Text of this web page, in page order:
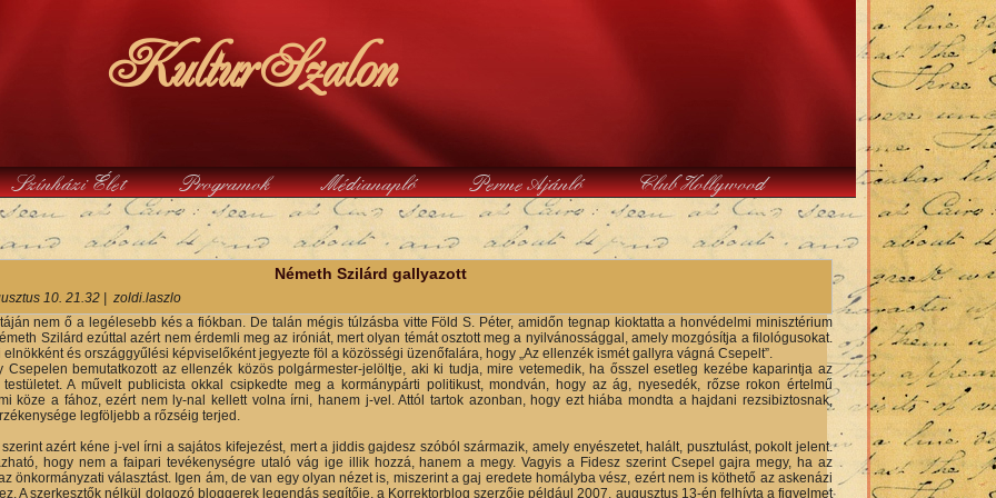
KulturSzalon
Színházi Élet Programok Médianapló Perme Ajánló Club Hollywood
Németh Szilárd gallyazott
10. 21.32
zoldi.laszlo
nem ő a legélesebb kés a fiókban. De talán mégis túlzásba vitte Föld S. Péter, amidőn tegnap kioktatta a honvédelmi minisztérium
Szilárd ezúttal azért nem érdemli meg az iróniát, mert olyan témát osztott meg a nyilvánossággal, amely mozgósítja a filológusokat.
és országgyűlési képviselőként jegyezte föl a közösségi üzenőfalára, hogy „Az ellenzék ismét gallyra vágná Csepelt”.
Csepelen bemutatkozott az ellenzék közös polgármester-jelöltje, aki ki tudja, mire vetemedik, ha ősszel esetleg kezébe kaparintja az
testületet. A művelt publicista okkal csipkedte meg a kormánypárti politikust, mondván, hogy az ág, nyesedék, rőzse rokon értelmű
köze a fához, ezért nem ly-nal kellett volna írni, hanem j-vel. Attól tartok azonban, hogy ezt hiába mondta a hajdani rezsibiztosnak,
legföljebb a rőzséig terjed.
azért kéne j-vel írni a sajátos kifejezést, mert a jiddis gajdesz szóból származik, amely enyészetet, halált, pusztulást, pokolt jelent.
hogy nem a faipari tevékenységre utaló vág ige illik hozzá, hanem a megy. Vagyis a Fidesz szerint Csepel gajra megy, ha az
önkormányzati választást. Igen ám, de van egy olyan nézet is, miszerint a gaj eredete homályba vész, ezért nem is köthető az askenázi
A szerkesztők nélkül dolgozó bloggerek legendás segítője, a Korrektorblog szerzője például 2007. augusztus 13-én felhívta a figyelmet